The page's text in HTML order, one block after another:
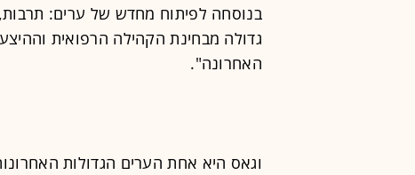
בנוסחה לפיתוח מחדש של ערים:
גדולה מבחינת הקהילה הרפואית
האחרונה".